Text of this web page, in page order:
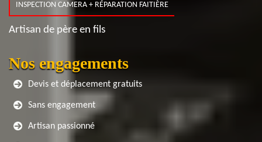
INSPECTION CAMERA + RÉPARATION FAITIÈRE
Artisan de père en fils
Nos engagements
Devis et déplacement gratuits
Sans engagement
Artisan passionné